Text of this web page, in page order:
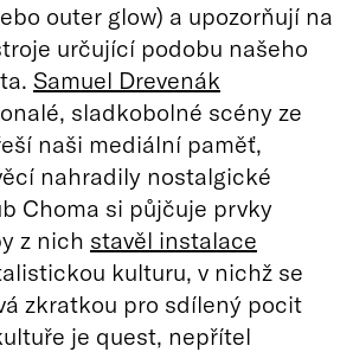
outer glow) a upozorňují na
určující podobu našeho
Samuel Drevenák
sladkobolné scény ze
naši mediální paměť,
nahradily nostalgické
Choma si půjčuje prvky
z nich stavěl instalace
kulturu, v nichž se
zkratkou pro sdílený pocit
je quest, nepřítel